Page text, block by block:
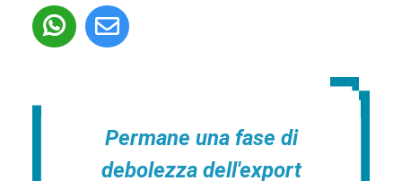
Permane una fase di
debolezza dell'export